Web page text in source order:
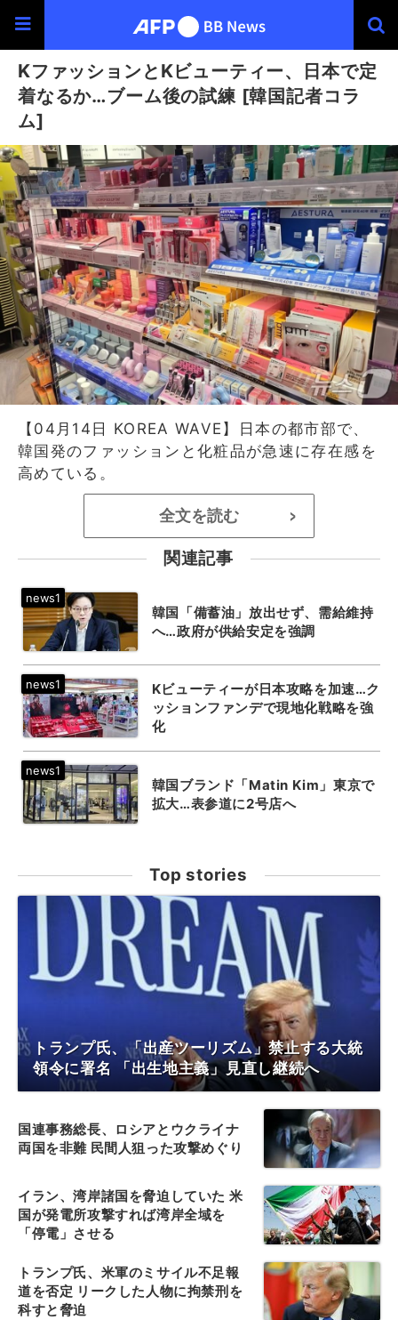
KファッションとKビューティー、日本で定
着なるか…ブーム後の試練 [韓国記者コラ
ム]
【04月14日 KOREA WAVE】日本の都市部で、
韓国発のファッションと化粧品が急速に存在感を
高めている。
全文を読む >
関連記事
韓国「備蓄油」放出せず、需給維持
へ…政府が供給安定を強調
Kビューティーが日本攻略を加速…ク
ッションファンデで現地化戦略を強
化
韓国ブランド「Matin Kim」東京で
拡大…表参道に2号店へ
Top stories
トランプ氏、「出産ツーリズム」禁止する大統
領令に署名 「出生地主義」見直し継続へ
国連事務総長、ロシアとウクライナ
両国を非難 民間人狙った攻撃めぐり
イラン、湾岸諸国を脅迫していた 米
国が発電所攻撃すれば湾岸全域を
「停電」させる
トランプ氏、米軍のミサイル不足報
道を否定 リークした人物に拘禁刑を
科すと脅迫